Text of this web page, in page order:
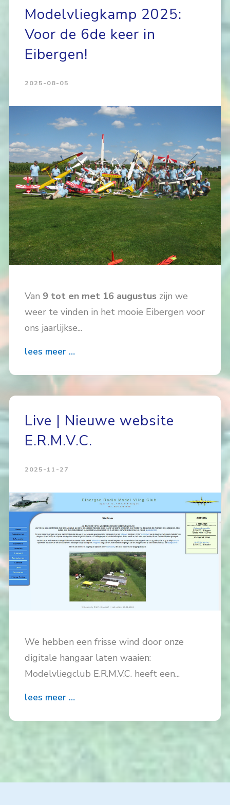
Modelvliegkamp 2025:
Voor de 6de keer in
Eibergen!
2025-08-05
Van 9 tot en met 16 augustus zijn we
weer te vinden in het mooie Eibergen voor
ons jaarlijkse...
lees meer …
Live | Nieuwe website
E.R.M.V.C.
2025-11-27
We hebben een frisse wind door onze
digitale hangaar laten waaien:
Modelvliegclub E.R.M.V.C. heeft een...
lees meer …